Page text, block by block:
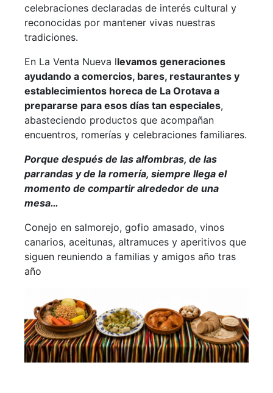
celebraciones declaradas de interés cultural y
reconocidas por mantener vivas nuestras
tradiciones.
En La Venta Nueva llevamos generaciones
ayudando a comercios, bares, restaurantes y
establecimientos horeca de La Orotava a
prepararse para esos días tan especiales,
abasteciendo productos que acompañan
encuentros, romerías y celebraciones familiares.
Porque después de las alfombras, de las
parrandas y de la romería, siempre llega el
momento de compartir alrededor de una
mesa…
Conejo en salmorejo, gofio amasado, vinos
canarios, aceitunas, altramuces y aperitivos que
siguen reuniendo a familias y amigos año tras
año